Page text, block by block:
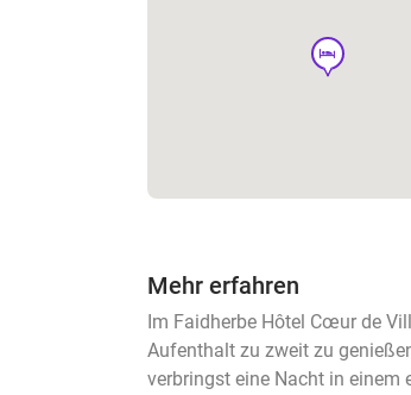
hotel
Mehr erfahren
Im Faidherbe Hôtel Cœur de
Aufenthalt zu zweit zu
verbringst eine Nacht in einem